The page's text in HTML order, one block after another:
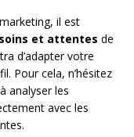
il est
et attentes de
d’adapter votre
Pour cela, n’hésitez
analyser les
avec les